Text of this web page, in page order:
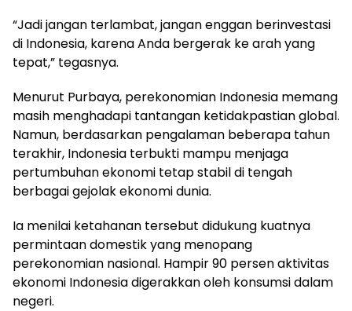
“Jadi jangan terlambat, jangan enggan berinvestasi
di Indonesia, karena Anda bergerak ke arah yang
tepat,” tegasnya.
Menurut Purbaya, perekonomian Indonesia memang
masih menghadapi tantangan ketidakpastian global.
Namun, berdasarkan pengalaman beberapa tahun
terakhir, Indonesia terbukti mampu menjaga
pertumbuhan ekonomi tetap stabil di tengah
berbagai gejolak ekonomi dunia.
Ia menilai ketahanan tersebut didukung kuatnya
permintaan domestik yang menopang
perekonomian nasional. Hampir 90 persen aktivitas
ekonomi Indonesia digerakkan oleh konsumsi dalam
negeri.